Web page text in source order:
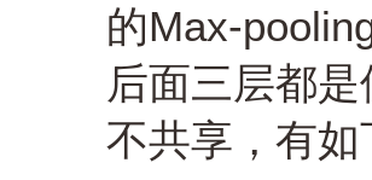
的Max-
后面三层都
不共享，有如